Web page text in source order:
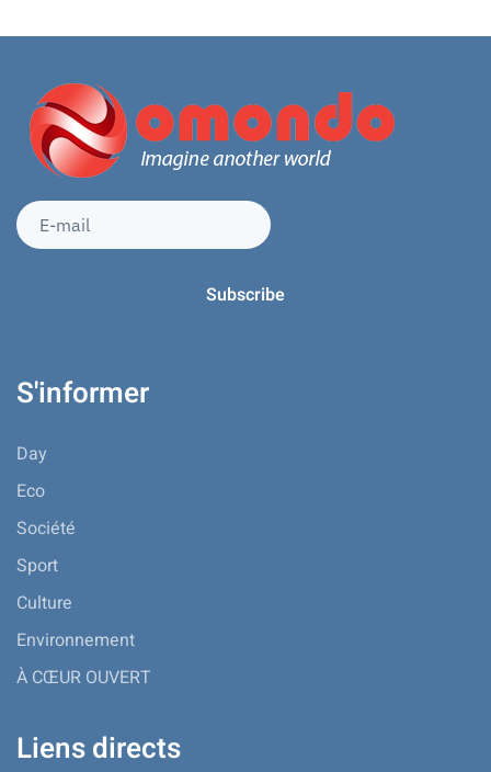
S'informer
Day
Eco
Société
Sport
Culture
Environnement
À CŒUR OUVERT
Liens directs